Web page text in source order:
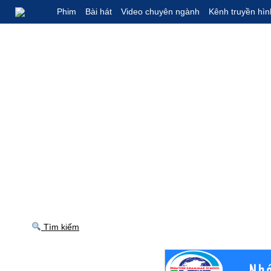
Phim Bài hát Video chuyên ngành Kênh truyền
Tìm kiếm